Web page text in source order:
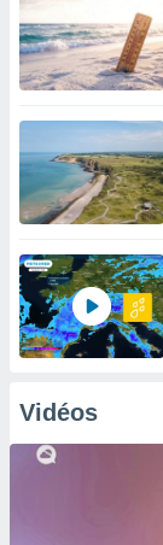
Vidéos